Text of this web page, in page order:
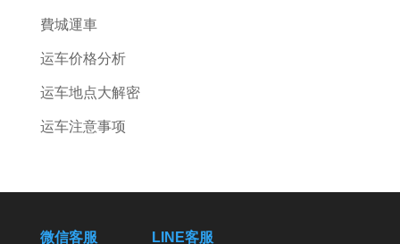
費城運車
运车价格分析
运车地点大解密
运车注意事项
微信客服 LINE客服